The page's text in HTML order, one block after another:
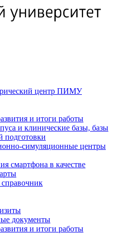
центр ПИМУ
и итоги работы
и клинические базы, базы
подготовки
симуляционные центры
смартфона в качестве
документы
и итоги работы